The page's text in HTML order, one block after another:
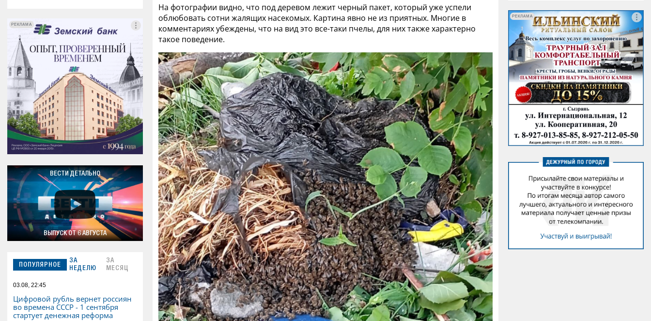
РЕКЛАМА
ВЕСТИ ДЕТАЛЬНО
ВЫПУСК ОТ 6 АВГУСТА
ПОПУЛЯРНОЕ
ЗА
НЕДЕЛЮ
ЗА
МЕСЯЦ
03.08, 22:45
Цифровой рубль вернет россиян
во времена СССР - 1 сентября
стартует денежная реформа
На фотографии видно, что под деревом лежит черный пакет, который уже успели
облюбовать сотни жалящих насекомых. Картина явно не из приятных. Многие в
комментариях убеждены, что на вид это все-таки пчелы, для них также характерно
такое поведение.
РЕКЛАМА